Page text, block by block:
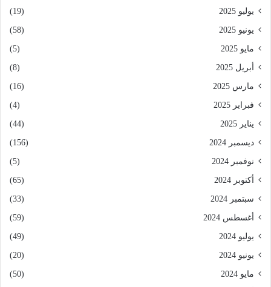
يوليو 2025 (19)
يونيو 2025 (58)
مايو 2025 (5)
أبريل 2025 (8)
مارس 2025 (16)
فبراير 2025 (4)
يناير 2025 (44)
ديسمبر 2024 (156)
نوفمبر 2024 (5)
أكتوبر 2024 (65)
سبتمبر 2024 (33)
أغسطس 2024 (59)
يوليو 2024 (49)
يونيو 2024 (20)
مايو 2024 (50)